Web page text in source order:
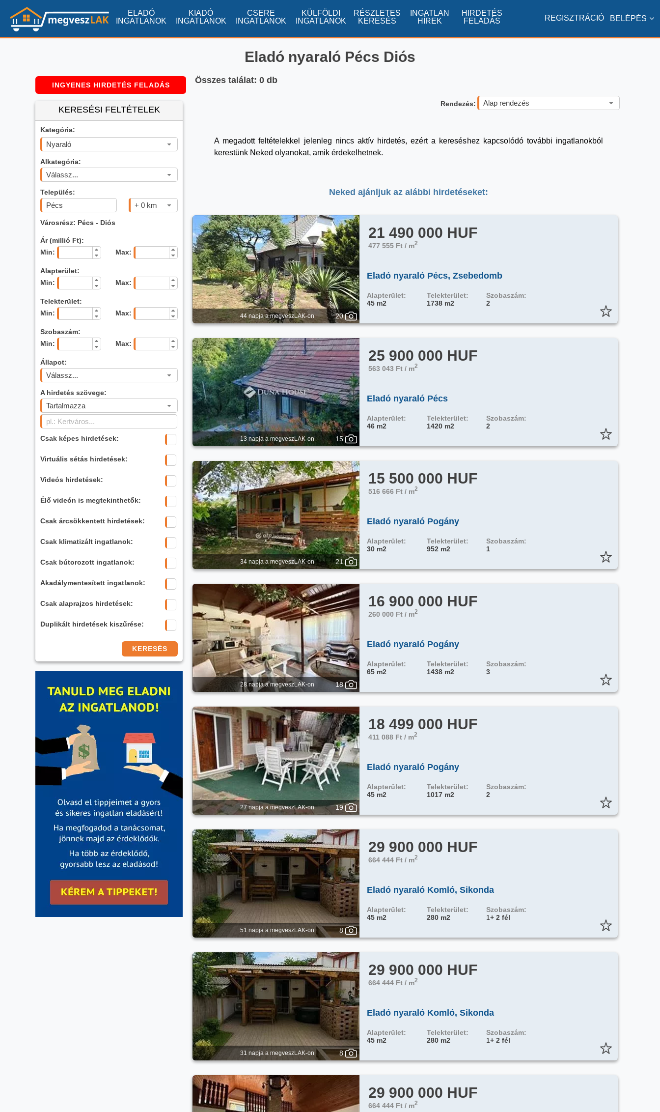
ELADÓ
INGATLANOK
KIADÓ
INGATLANOK
CSERE
INGATLANOK
KÜLFÖLDI
INGATLANOK
RÉSZLETES
KERESÉS
INGATLAN
HÍREK
HIRDETÉS
FELADÁS
BELÉPÉS
REGISZTRÁCIÓ
Eladó nyaraló Pécs Diós
INGYENES HIRDETÉS FELADÁS
KERESÉSI FELTÉTELEK
Kategória:
Nyaraló
Alkategória:
Válassz...
Település:
+ 0 km
Városrész: Pécs - Diós
Ár (millió Ft):
Min:
Max:
Alapterület:
Min:
Max:
Telekterület:
Min:
Max:
Szobaszám:
Min:
Max:
Állapot:
Válassz...
A hirdetés szövege:
Tartalmazza
Csak képes hirdetések:
Virtuális sétás hirdetések:
Videós hirdetések:
Élő videón is megtekinthetők:
Csak árcsökkentett hirdetések:
Csak klimatizált ingatlanok:
Csak bútorozott ingatlanok:
Akadálymentesített ingatlanok:
Csak alaprajzos hirdetések:
Duplikált hirdetések kiszűrése:
Rendezés: Alap rendezés
KERESÉS
Összes találat: 0 db
A megadott feltételekkel jelenleg nincs aktív hirdetés, ezért a kereséshez kapcsolódó további ingatlanokból
kerestünk Neked olyanokat, amik érdekelhetnek.
Neked ajánljuk az alábbi hirdetéseket:
44 napja a megveszLAK-on 20
21 490 000 HUF
477 555 Ft / m2
Eladó nyaraló Pécs, Zsebedomb
Alapterület:
45 m2
Telekterület:
1738 m2
Szobaszám:
2
13 napja a megveszLAK-on 15
25 900 000 HUF
563 043 Ft / m2
Eladó nyaraló Pécs
Alapterület:
46 m2
Telekterület:
1420 m2
Szobaszám:
2
34 napja a megveszLAK-on 21
15 500 000 HUF
516 666 Ft / m2
Eladó nyaraló Pogány
Alapterület:
30 m2
Telekterület:
952 m2
Szobaszám:
1
28 napja a megveszLAK-on 18
16 900 000 HUF
260 000 Ft / m2
Eladó nyaraló Pogány
Alapterület:
65 m2
Telekterület:
1438 m2
Szobaszám:
3
27 napja a megveszLAK-on 19
18 499 000 HUF
411 088 Ft / m2
Eladó nyaraló Pogány
Alapterület:
45 m2
Telekterület:
1017 m2
Szobaszám:
2
51 napja a megveszLAK-on 8
29 900 000 HUF
664 444 Ft / m2
Eladó nyaraló Komló, Sikonda
Alapterület:
45 m2
Telekterület:
280 m2
Szobaszám:
1+ 2 fél
31 napja a megveszLAK-on 8
29 900 000 HUF
664 444 Ft / m2
Eladó nyaraló Komló, Sikonda
Alapterület:
45 m2
Telekterület:
280 m2
Szobaszám:
1+ 2 fél
29 900 000 HUF
664 444 Ft / m2